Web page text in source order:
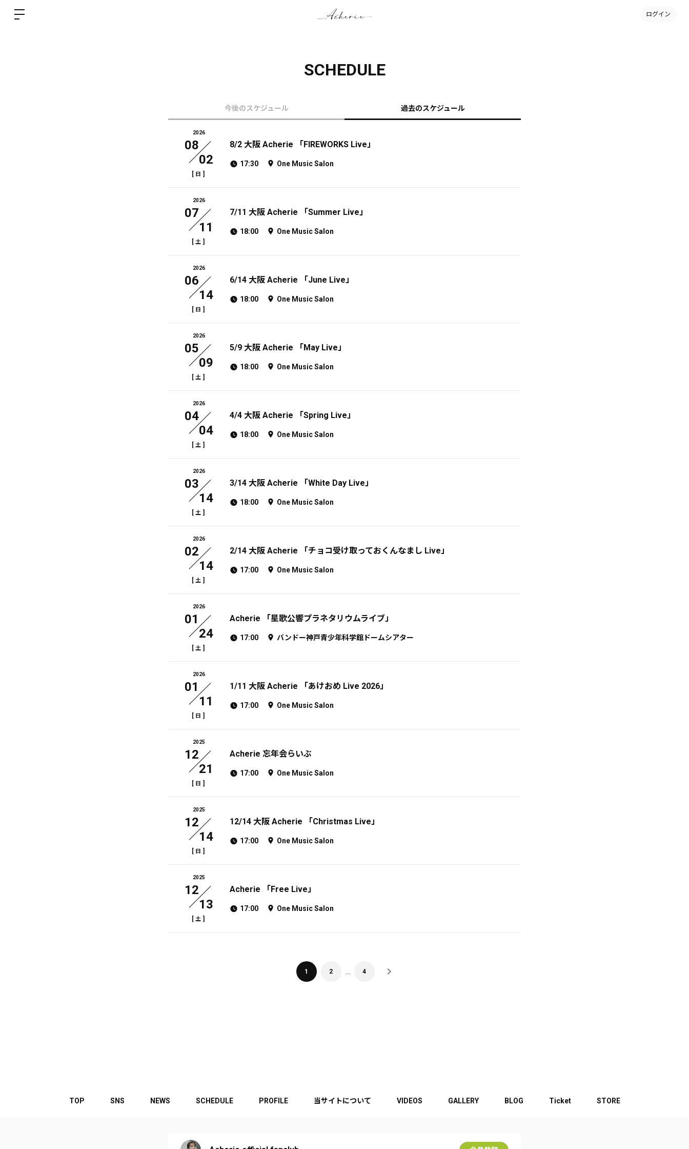
ログイン
SCHEDULE
今後のスケジュール 過去のスケジュール
2026
08
02
[ 日 ]
8/2 大阪 Acherie 「FIREWORKS Live」
17:30 One Music Salon
2026
07
11
[土 ]
7/11 大阪 Acherie 「Summer Live」
18:00 One Music Salon
2026
06
14
[ 日 ]
6/14 大阪 Acherie 「June Live」
18:00 One Music Salon
2026
05
09
[土 ]
5/9 大阪 Acherie 「May Live」
18:00 One Music Salon
2026
04
04
[土 ]
4/4 大阪 Acherie 「Spring Live」
18:00 One Music Salon
2026
03
14
[土 ]
3/14 大阪 Acherie 「White Day Live」
18:00 One Music Salon
2026
02
14
[土 ]
2/14 大阪 Acherie 「チョコ受け取っておくんなまし Live」
17:00 One Music Salon
2026
01
24
[土 ]
Acherie 「星歌公響プラネタリウムライブ」
17:00 バンドー神戸青少年科学館ドームシアター
2026
01
11
[ 日 ]
1/11 大阪 Acherie 「あけおめ Live 2026」
17:00 One Music Salon
2025
12
21
[ 日 ]
Acherie 忘年会らいぶ
17:00 One Music Salon
2025
12
14
[ 日 ]
12/14 大阪 Acherie 「Christmas Live」
17:00 One Music Salon
2025
12
13
[土 ]
Acherie 「Free Live」
17:00 One Music Salon
1 2 4
TOP SNS NEWS SCHEDULE PROFILE 当サイトについて VIDEOS GALLERY BLOG Ticket STORE